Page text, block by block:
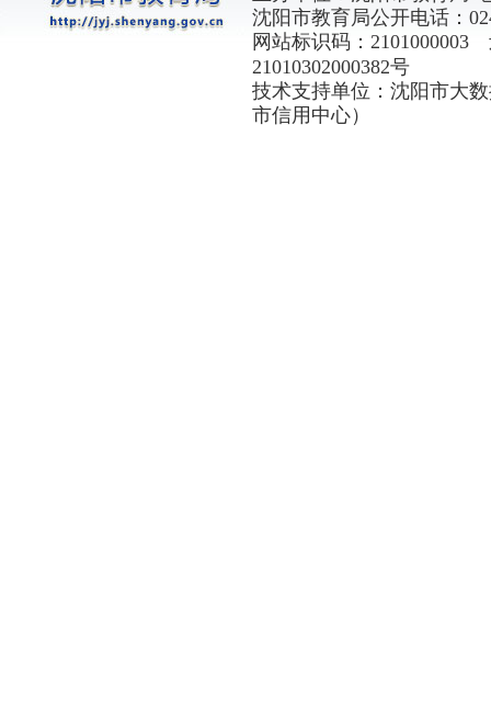
沈阳市教育局公开电话：
网站标识码：2101000003
21010302000382号
技术支持单位：沈阳市大
市信用中心）